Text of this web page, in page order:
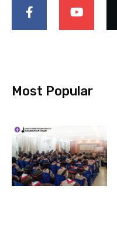
c
e
b
f
u
u
Most Popular